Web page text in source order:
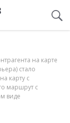
на карте
стало
карту с
маршрут с
виде